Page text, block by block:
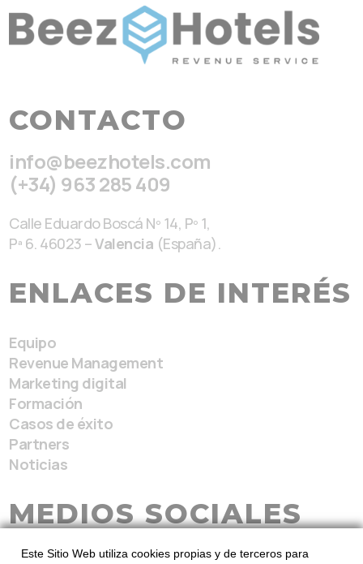
CONTACTO
info@beezhotels.com
(+34) 963 285 409
Calle Eduardo Boscá Nº 14, Pº 1,
Pª 6. 46023 –Valencia (España).
ENLACES DE INTERÉS
Equipo
Revenue Management
Marketing digital
Formación
Casos de éxito
Partners
Noticias
MEDIOS SOCIALES
Este Sitio Web utiliza cookies propias y de terceros para